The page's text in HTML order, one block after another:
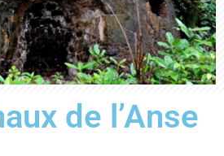
de l’Anse